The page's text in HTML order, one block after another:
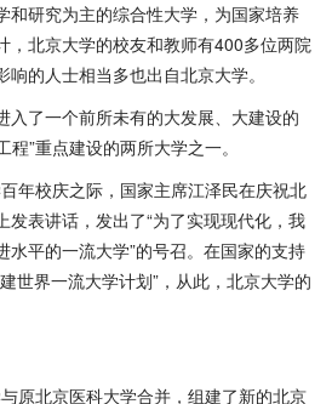
和研究为主的综合性大学，为国家培养
，北京大学的校友和教师有400多位两院
的人士相当多也出自北京大学。
入了一个前所未有的大发展、大建设的
”重点建设的两所大学之一。
年校庆之际，国家主席江泽民在庆祝北
发表讲话，发出了“为了实现现代化，我
水平的一流大学”的号召。在国家的支持
世界一流大学计划”，从此，北京大学的
原北京医科大学合并，组建了新的北京